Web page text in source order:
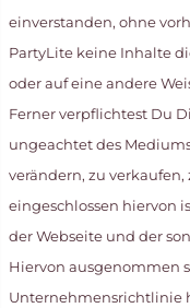
einverstanden, ohne
PartyLite keine Inhalte
oder auf eine andere
Ferner verpflichtest Du
ungeachtet des
verändern, zu
eingeschlossen hiervon
der Webseite und der
Hiervon ausgenommen
Unternehmensrichtlinie